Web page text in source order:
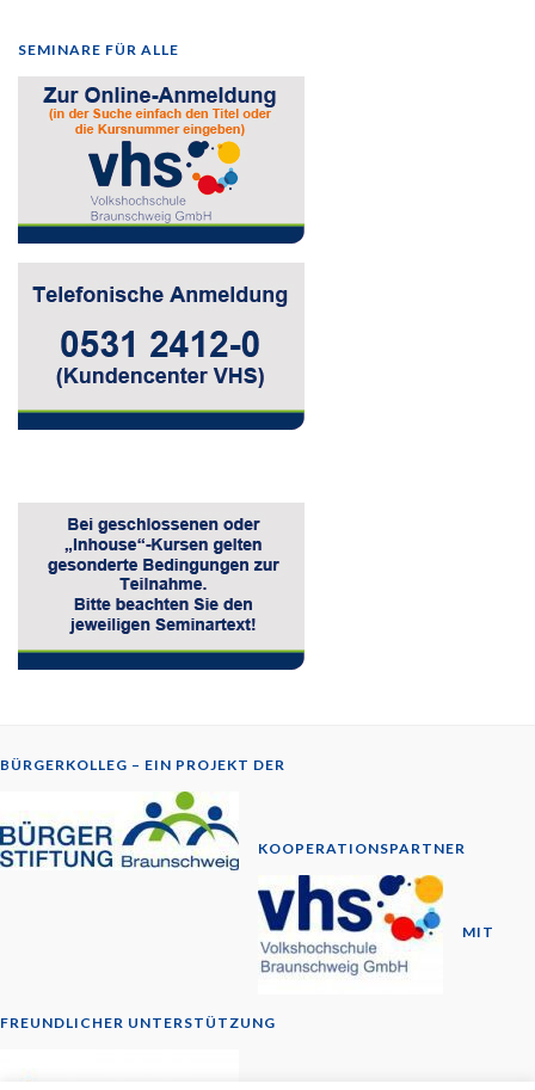
SEMINARE FÜR ALLE
BÜRGERKOLLEG – EIN PROJEKT DER
KOOPERATIONSPARTNER
MIT
FREUNDLICHER UNTERSTÜTZUNG